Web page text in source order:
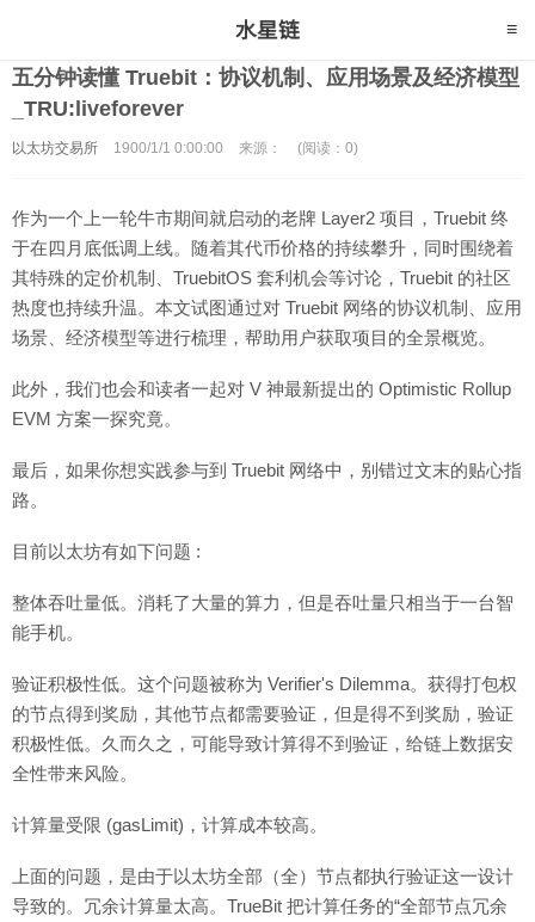
五分钟读懂 Truebit：协议机制、应用场景及经济模型
_TRU:liveforever
以太坊交易所 1900/1/1 0:00:00 来源： (阅读：0)
作为一个上一轮牛市期间就启动的老牌 Layer2 项目，Truebit 终
于在四月底低调上线。随着其代币价格的持续攀升，同时围绕着
其特殊的定价机制、TruebitOS 套利机会等讨论，Truebit 的社区
热度也持续升温。本文试图通过对 Truebit 网络的协议机制、应用
场景、经济模型等进行梳理，帮助用户获取项目的全景概览。
此外，我们也会和读者一起对 V 神最新提出的 Optimistic Rollup
EVM 方案一探究竟。
最后，如果你想实践参与到 Truebit 网络中，别错过文末的贴心指
路。
目前以太坊有如下问题 :
整体吞吐量低。消耗了大量的算力，但是吞吐量只相当于一台智
能手机。
验证积极性低。这个问题被称为 Verifier's Dilemma。获得打包权
的节点得到奖励，其他节点都需要验证，但是得不到奖励，验证
积极性低。久而久之，可能导致计算得不到验证，给链上数据安
全性带来风险。
计算量受限 (gasLimit)，计算成本较高。
上面的问题，是由于以太坊全部（全）节点都执行验证这一设计
导致的。冗余计算量太高。TrueBit 把计算任务的“全部节点冗余